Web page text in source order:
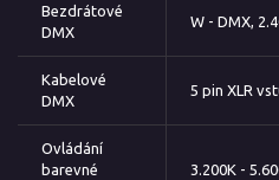
Bezdrátové
DMX
W - DMX,
Kabelové
DMX
5 pin XLR
Ovládání
barevné
3.200K -